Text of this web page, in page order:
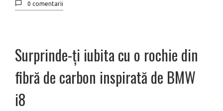
0 comentarii
Surprinde-ți iubita cu o rochie din
fibră de carbon inspirată de BMW
i8